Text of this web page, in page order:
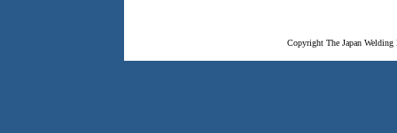
Copyright The Japan